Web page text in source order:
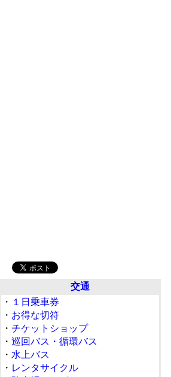
交通
・ １日乗車券
・ お得な切符
・ チケットショップ
・ 巡回バス・循環バス
・ 水上バス
・ レンタサイクル